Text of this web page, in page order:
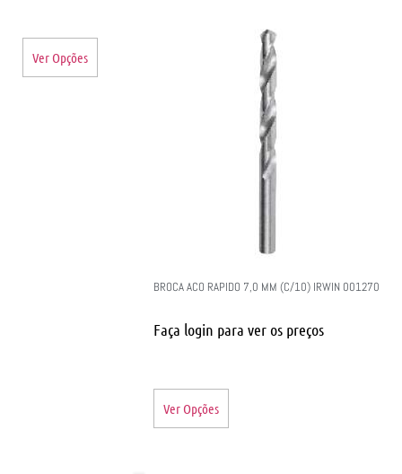
Ver Opções
BROCA ACO RAPIDO 7,0 MM (C/10) IRWIN 001270
Faça login para ver os preços
Ver Opções